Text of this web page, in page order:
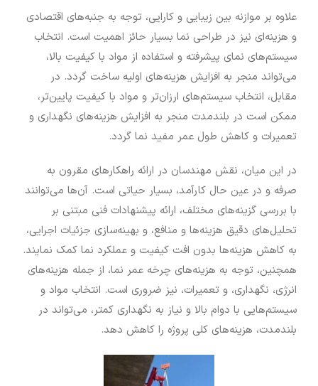
علاوه بر موازنه بین زیبایی و کارایی، توجه به جنبه‌های اقتصادی
و هزینه‌ای نیز در طراحی نما بسیار حائز اهمیت است. انتخاب
سیستم‌های نمای پیشرفته و استفاده از مواد با کیفیت بالا،
می‌تواند منجر به افزایش هزینه‌های اولیه ساخت گردد. در
مقابل، انتخاب سیستم‌های ارزان‌تر و مواد با کیفیت پایین‌تر،
ممکن است در بلندمدت منجر به افزایش هزینه‌های نگهداری و
تعمیرات و کاهش طول عمر مفید نما گردد.
در این میان، نقش مهندسان در ارائه راهکارهای مقرون به
صرفه و در عین حال کارآمد، بسیار حیاتی است. آن‌ها می‌توانند
با بررسی گزینه‌های مختلف، ارائه پیشنهادات فنی مبتنی بر
تحلیل‌های دقیق هزینه‌ها و منافع، و بهینه‌سازی جزئیات اجرایی،
به کاهش هزینه‌ها بدون افت کیفیت و عملکرد نما کمک نمایند.
همچنین، توجه به هزینه‌های چرخه عمر نما، از جمله هزینه‌های
انرژی، نگهداری، و تعمیرات، نیز ضروری است. انتخاب مواد و
سیستم‌هایی با دوام بالا و نیاز به نگهداری کمتر، می‌تواند در
بلندمدت، هزینه‌های کلی پروژه را کاهش دهد.